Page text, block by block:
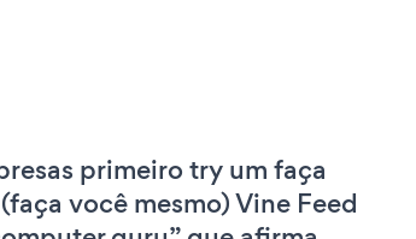
primeiro try um faça
você mesmo) Vine Feed